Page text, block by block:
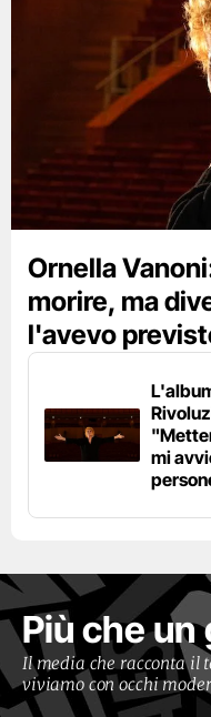
Ornella
morire, ma
l'avevo
mi
Più che un
Il media che racconta il
viviamo con occhi